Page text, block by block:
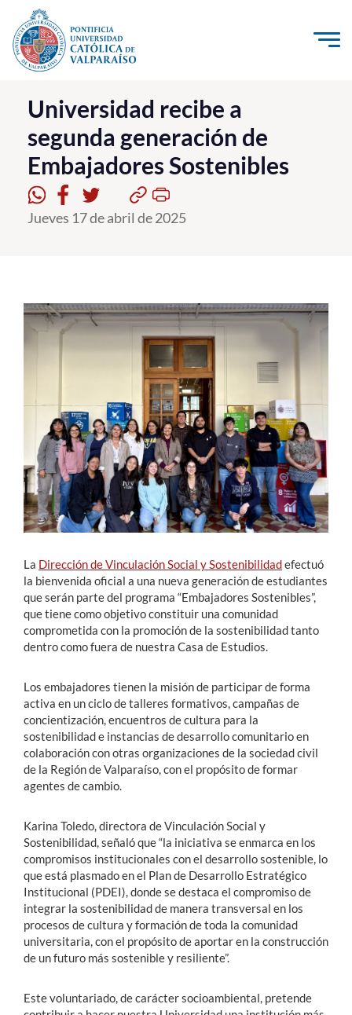
Click acá para ir directamente al contenido
La Universidad
Investigación, Creación e Innovación
PUCV Internacional
Vinculación con el Medio
Postgrado
Académicos
Funcionarios
Alumni
Universidad recibe a
segunda generación de
Embajadores Sostenibles
Jueves 17 de abril de 2025
La Dirección de Vinculación Social y Sostenibilidadefectuó
la bienvenida oficial a una nueva generación de estudiantes
que serán parte del programa “Embajadores Sostenibles”,
que tiene como objetivo constituir una comunidad
comprometida con la promoción de la sostenibilidad tanto
dentro como fuera de nuestra Casa de Estudios.
Los embajadores tienen la misión de participar de forma
activa en un ciclo de talleres formativos, campañas de
concientización, encuentros de cultura para la
sostenibilidad e instancias de desarrollo comunitario en
colaboración con otras organizaciones de la sociedad civil
de la Región de Valparaíso, con el propósito de formar
agentes de cambio.
Karina Toledo, directora de Vinculación Social y
Sostenibilidad, señaló que “la iniciativa se enmarca en los
compromisos institucionales con el desarrollo sostenible, lo
que está plasmado en el Plan de Desarrollo Estratégico
Institucional (PDEI), donde se destaca el compromiso de
integrar la sostenibilidad de manera transversal en los
procesos de cultura y formación de toda la comunidad
universitaria, con el propósito de aportar en la construcción
de un futuro más sostenible y resiliente”.
Este voluntariado, de carácter socioambiental, pretende